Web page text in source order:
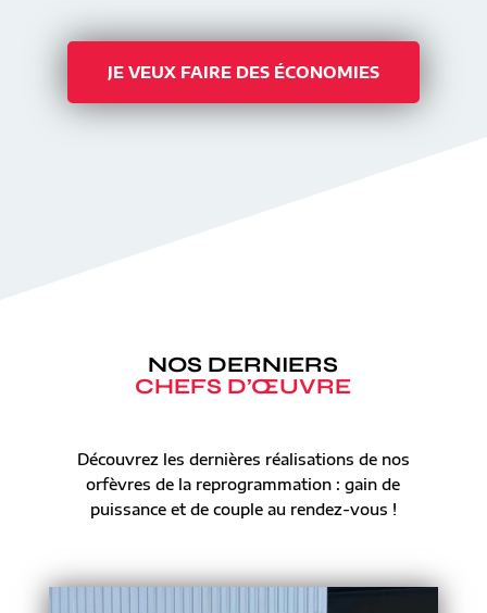
JE VEUX FAIRE DES ÉCONOMIES
NOS DERNIERS
CHEFS D’ŒUVRE
Découvrez les dernières réalisations de nos
orfèvres de la reprogrammation : gain de
puissance et de couple au rendez-vous !